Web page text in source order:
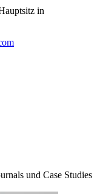
in
und Case Studies